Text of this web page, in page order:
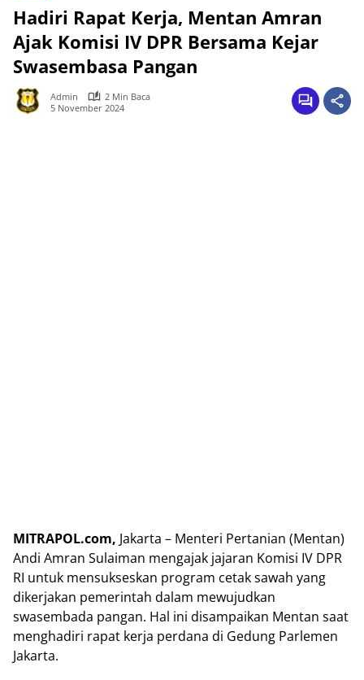
Hadiri Rapat Kerja, Mentan Amran
Ajak Komisi IV DPR Bersama Kejar
Swasembasa Pangan
Admin
2 Min Baca
5 November 2024
MITRAPOL.com, Jakarta – Menteri Pertanian (Mentan)
Andi Amran Sulaiman mengajak jajaran Komisi IV DPR
RI untuk mensukseskan program cetak sawah yang
dikerjakan pemerintah dalam mewujudkan
swasembada pangan. Hal ini disampaikan Mentan saat
menghadiri rapat kerja perdana di Gedung Parlemen
Jakarta.